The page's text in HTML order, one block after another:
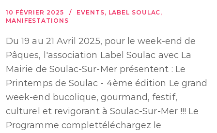
10 FÉVRIER 2025 EVENTS, LABEL SOULAC,
MANIFESTATIONS
Du 19 au 21 Avril 2025, pour le week-end de
Pâques, l'association Label Soulac avec La
Mairie de Soulac-Sur-Mer présentent : Le
Printemps de Soulac - 4ème édition Le grand
week-end bucolique, gourmand, festif,
culturel et revigorant à Soulac-Sur-Mer !!! Le
Programme complettéléchargez le